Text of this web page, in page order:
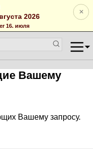
2026
16. июля
×
Вашему
Вашему запросу.